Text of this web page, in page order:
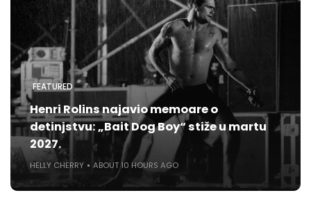
FEATURED
Henri Rolins najavio memoare o
detinjstvu: „Bait Dog Boy“ stiže u martu
2027.
HELLY CHERRY ABOUT 10 HOURS AGO